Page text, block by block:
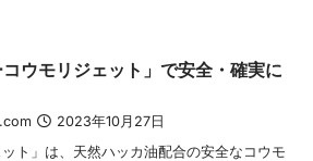
ウモリジェット」で安全・確実に
2023年10月27日
ット」は、天然ハッカ油配合の安全なコウモ